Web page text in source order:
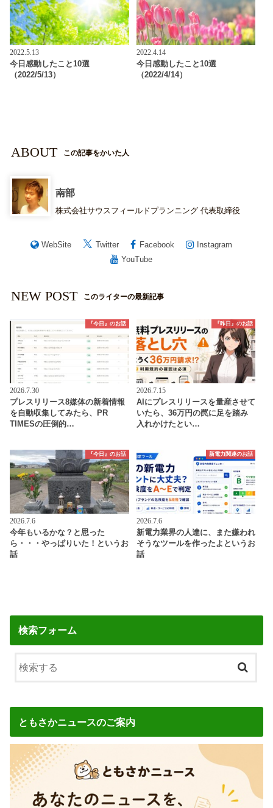
2022.5.13
今日感動したこと10選
（2022/5/13）
2022.4.14
今日感動したこと10選
（2022/4/14）
ABOUT この記事をかいた人
南部
株式会社サウスフィールドプランニング 代表取締役
WebSite Twitter Facebook
Instagram
YouTube
NEW POST このライターの最新記事
『今日』のお話
2026.7.30
プレスリリース8媒体の新着情報
を自動収集してみたら、PR
TIMESの圧倒的…
『昨日』のお話
2026.7.15
AIにプレスリリースを量産させて
いたら、36万円の罠に足を踏み
入れかけたとい…
『今日』のお話
2026.7.6
今年もいるかな？と思った
ら・・・やっぱりいた！というお
話
新電力関連のお話
2026.7.6
新電力業界の人達に、また嫌われ
そうなツールを作ったよというお
話
検索フォーム
ともさかニュースのご案内